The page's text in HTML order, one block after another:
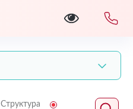
Структура